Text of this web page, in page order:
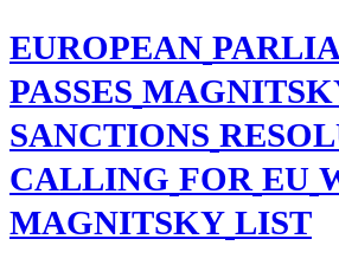
EUROPEAN
PASSES
SANCTIONS
CALLING FOR EU
MAGNITSKY LIST